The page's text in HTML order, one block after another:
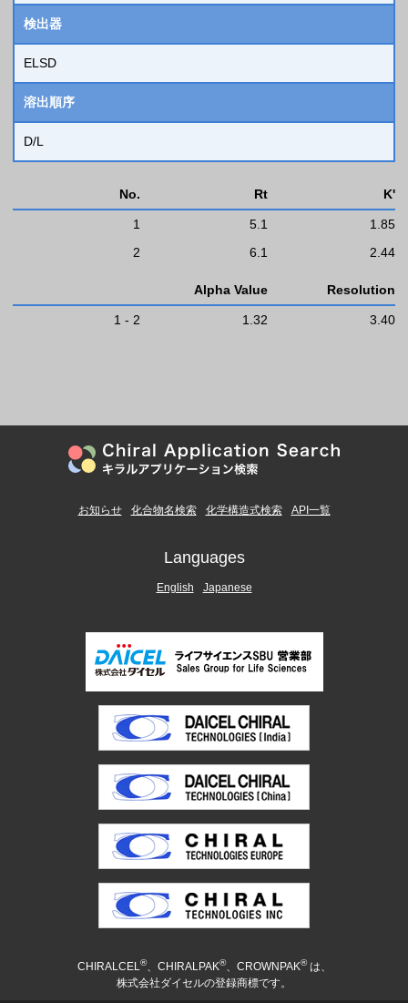
検出器
ELSD
溶出順序
D/L
No. Rt K'
1 5.1
1.85
2
6.1 2.44
Alpha Value Resolution
1 - 2 1.32 3.40
お知らせ 化合物名検索 化学構造式検索 API一覧
Languages
English Japanese
CHIRALCEL ®、CHIRALPAK®、CROWNPAK®は、
株式会社ダイセルの登録商標です。